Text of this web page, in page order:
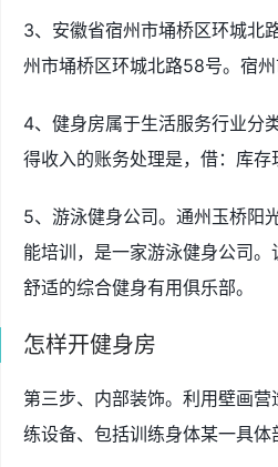
3、安徽省宿州市埇桥区环城北
州市埇桥区环城北路58号。宿
4、健身房属于生活服务行业分
得收入的账务处理是，借：库
5、游泳健身公司。通州玉桥阳
能培训，是一家游泳健身公司
舒适的综合健身有用俱乐部。
怎样开健身房
第三步、内部装饰。利用壁画
练设备、包括训练身体某一具体